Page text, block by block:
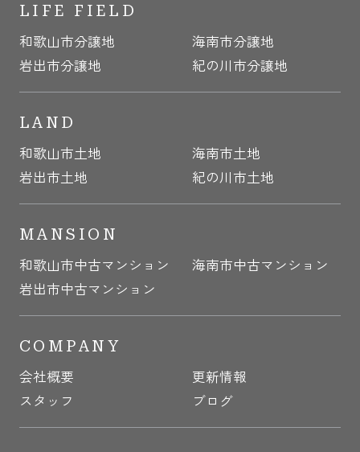
LIFE FIELD
和歌山市分譲地
海南市分譲地
岩出市分譲地
紀の川市分譲地
LAND
和歌山市土地
海南市土地
岩出市土地
紀の川市土地
MANSION
和歌山市中古マンション
海南市中古マンション
岩出市中古マンション
COMPANY
会社概要
更新情報
スタッフ
ブログ